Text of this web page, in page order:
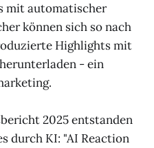
mit automatischer
können sich so nach
Highlights mit
- ein
2025 entstanden
durch KI: "AI Reaction